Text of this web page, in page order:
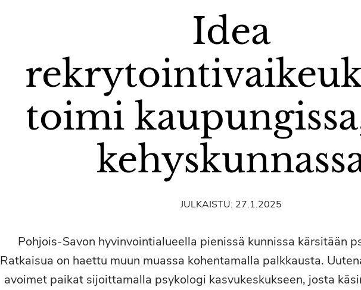
Idea
toimi
JULKAISTU: 27.1.2025
Pohjois-Savon hyvinvointialueella pienissä kunnissa kärsitään
Ratkaisua on haettu muun muassa kohentamalla palkkausta.
avoimet paikat sijoittamalla psykologi kasvukeskukseen, josta